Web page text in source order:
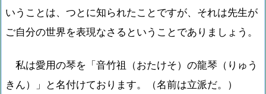
いうことは、つとに知られたことですが、それは先生が
ご自分の世界を表現なさるということでありましょう。
私は愛用の琴を「音竹祖（おたけそ）の龍琴（りゅう
きん）」と名付けております。（名前は立派だ。）